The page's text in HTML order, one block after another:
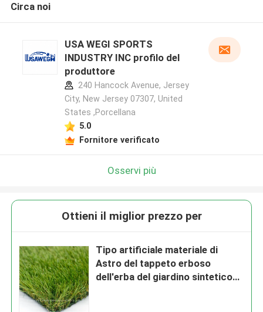
Circa noi
USA WEGI SPORTS
INDUSTRY INC profilo del
produttore
240 Hancock Avenue, Jersey
City, New Jersey 07307, United
States ,Porcellana
5.0
Fornitore verificato
Osservi più
Ottieni il miglior prezzo per
Tipo artificiale materiale di
Astro del tappeto erboso
dell'erba del giardino sintetico